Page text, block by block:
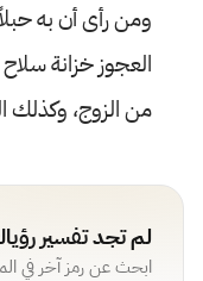
ومن رأى أن به
العجوز خزانة
من الزوج، وكذلك
لم تجد تفسير
ابحث عن رمز آخر في